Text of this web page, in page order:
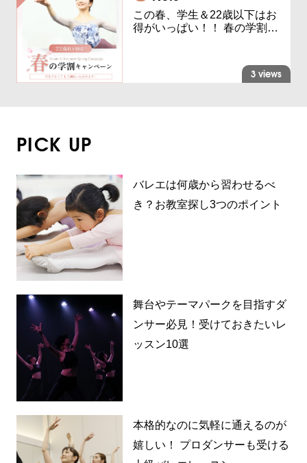
この春、学生＆22歳以下はお
得がいっぱい！！ 春の学割…
3 views
PICK UP
バレエは何歳から習わせるべ
き？お教室探し3つのポイント
舞台やテーマパークを目指すダ
ンサー必見！受けておきたいレ
ッスン10選
本格的なのに気軽に通えるのが
嬉しい！ プロダンサーも受ける